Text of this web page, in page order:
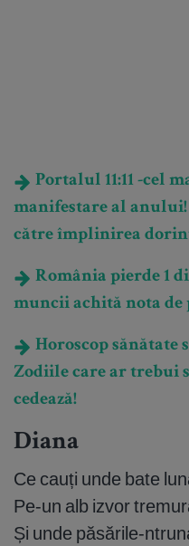
Portalul 11:11 -cel
manifestare al anului!
către împlinirea
România pierde 1
muncii achită nota de
Horoscop sănătate
Zodiile care ar trebui
cedează!
Diana
Ce cauți unde bate
Pe-un alb izvor
Și unde păsările-